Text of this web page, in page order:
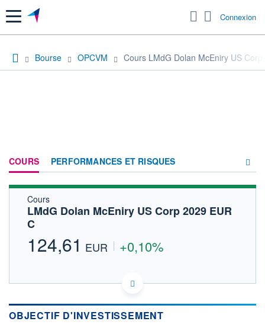
Menu Connexion
Bourse OPCVM Cours LMdG Dolan McEniry US
COURS PERFORMANCES ET RISQUES
FORUM
Cours
LMdG Dolan McEniry US Corp 2029 EUR
C
124,61 EUR +0,10%
FR0013413309 - UBS La Maison de Gestion
Consulter le prospectus / DIC
OBJECTIF D'INVESTISSEMENT